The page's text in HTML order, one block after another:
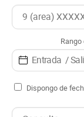
madera que
plantas
Además, un
y bosques
Dispongo de